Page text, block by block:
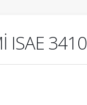
ISAE 3410